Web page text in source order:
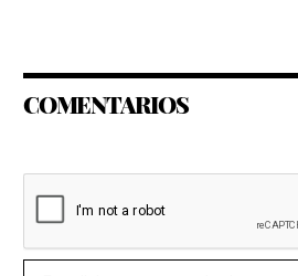
COMENTARIOS